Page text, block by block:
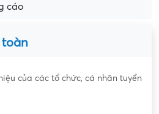
cáo
toàn
của các tổ chức, cá nhân tuyển